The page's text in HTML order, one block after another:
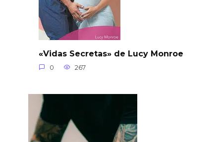
«Vidas Secretas» de Lucy Monroe
0 267